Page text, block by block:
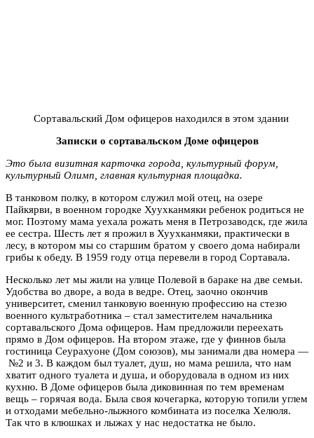
Сортавальский Дом офицеров находился в этом здании
Записки о сортавальском Доме офицеров
Это была визитная карточка города, культурный форум,
культурный Олимп, главная культурная площадка.
В танковом полку, в котором служил мой отец, на озере
Пайкярви, в военном городке Хуухканмяки ребенок родиться не
мог. Поэтому мама уехала рожать меня в Петрозаводск, где жила
ее сестра. Шесть лет я прожил в Хуухканмяки, практически в
лесу, в котором мы со старшим братом у своего дома набирали
грибы к обеду. В 1959 году отца перевели в город Сортавала.
Несколько лет мы жили на улице Полевой в бараке на две семьи.
Удобства во дворе, а вода в ведре. Отец, заочно окончив
университет, сменил танковую военную профессию на стезю
военного культработника – стал заместителем начальника
сортавальского Дома офицеров. Нам предложили переехать
прямо в Дом офицеров. На втором этаже, где у финнов была
гостиница Сеурахуоне (Дом союзов), мы занимали два номера —
№2 и 3. В каждом был туалет, душ, но мама решила, что нам
хватит одного туалета и душа, и оборудовала в одном из них
кухню. В Доме офицеров была диковинная по тем временам
вещь – горячая вода. Была своя кочегарка, которую топили углем
и отходами мебельно-лыжного комбината из поселка Хелюля.
Так что в клюшках и лыжах у нас недостатка не было.